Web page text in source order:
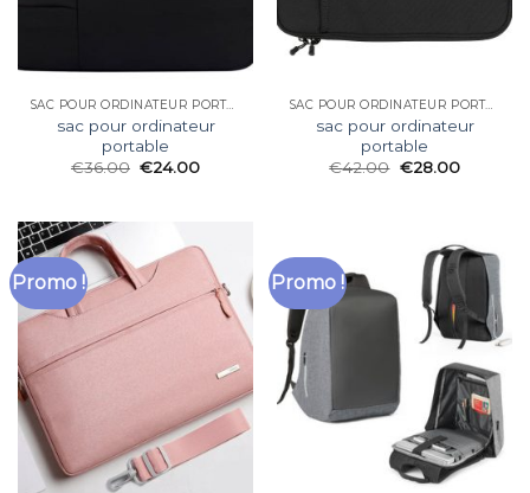
SAC POUR ORDINATEUR PORTABLE
sac pour ordinateur
portable
€36.00 €24.00
SAC POUR ORDINATEUR PORTABLE
sac pour ordinateur
portable
€42.00 €28.00
Promo ! Promo !